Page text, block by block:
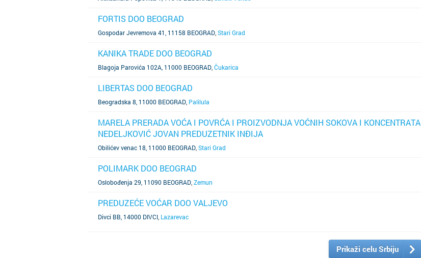
FORTIS DOO BEOGRAD
Gospodar Jevremova 41, 11158 BEOGRAD Stari Grad
KANIKA TRADE DOO BEOGRAD
Blagoja Parovića 102A, 11000 BEOGRAD Čukarica
LIBERTAS DOO BEOGRAD
Beogradska 8, 11000 BEOGRAD Palilula
MARELA PRERADA VOĆA I POVRĆA I PROIZVODNJA VOĆNIH SOKOVA I KONCENTRATA
NEDELJKOVIĆ JOVAN PREDUZETNIK INĐIJA
Obilićev venac 18, 11000 BEOGRAD Stari Grad
POLIMARK DOO BEOGRAD
Oslobođenja 29, 11090 BEOGRAD Zemun
PREDUZEĆE VOĆAR DOO VALJEVO
Divci BB, 14000 DIVCI Lazarevac
Prikaži celu Srbiju